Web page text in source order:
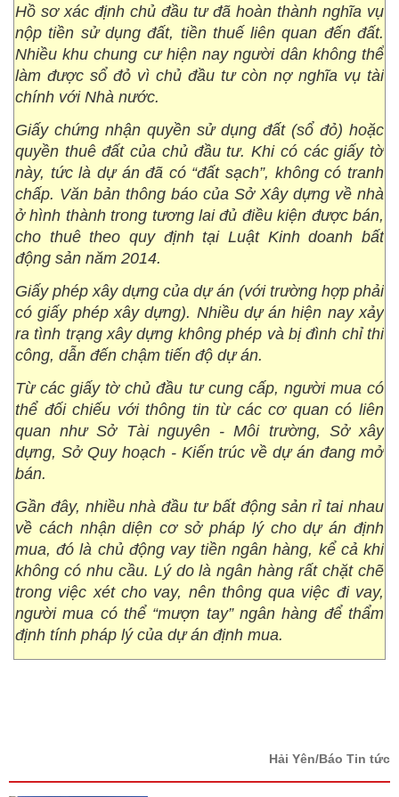
Hồ sơ xác định chủ đầu tư đã hoàn thành nghĩa vụ
nộp tiền sử dụng đất, tiền thuế liên quan đến đất.
Nhiều khu chung cư hiện nay người dân không thể
làm được sổ đỏ vì chủ đầu tư còn nợ nghĩa vụ tài
chính với Nhà nước.
Giấy chứng nhận quyền sử dụng đất (sổ đỏ) hoặc
quyền thuê đất của chủ đầu tư. Khi có các giấy tờ
này, tức là dự án đã có “đất sạch”, không có tranh
chấp. Văn bản thông báo của Sở Xây dựng về nhà
ở hình thành trong tương lai đủ điều kiện được bán,
cho thuê theo quy định tại Luật Kinh doanh bất
động sản năm 2014.
Giấy phép xây dựng của dự án (với trường hợp phải
có giấy phép xây dựng). Nhiều dự án hiện nay xảy
ra tình trạng xây dựng không phép và bị đình chỉ thi
công, dẫn đến chậm tiến độ dự án.
Từ các giấy tờ chủ đầu tư cung cấp, người mua có
thể đối chiếu với thông tin từ các cơ quan có liên
quan như Sở Tài nguyên - Môi trường, Sở xây
dựng, Sở Quy hoạch - Kiến trúc về dự án đang mở
bán.
Gần đây, nhiều nhà đầu tư bất động sản rỉ tai nhau
về cách nhận diện cơ sở pháp lý cho dự án định
mua, đó là chủ động vay tiền ngân hàng, kể cả khi
không có nhu cầu. Lý do là ngân hàng rất chặt chẽ
trong việc xét cho vay, nên thông qua việc đi vay,
người mua có thể “mượn tay” ngân hàng để thẩm
định tính pháp lý của dự án định mua.
Hải Yên/Báo Tin tức